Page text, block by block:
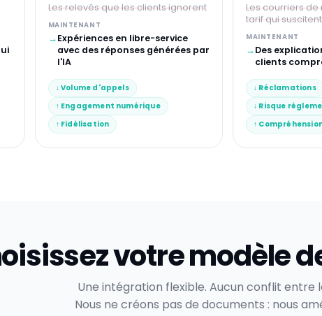
Les relevés que les clients ignorent
MAINTENANT
→Expériences en libre-service
avec des réponses générées par
l'IA
↓ Volume d'appels
↑ Engagement numérique
↑ Fidélisation
Les courriers
tarif qui
MAINTENANT
→Des
clients
↓ Réclamations
↓ Risque
↑
votre modèle
Une intégration flexible. Aucun conflit entre
Nous ne créons pas de documents : nous